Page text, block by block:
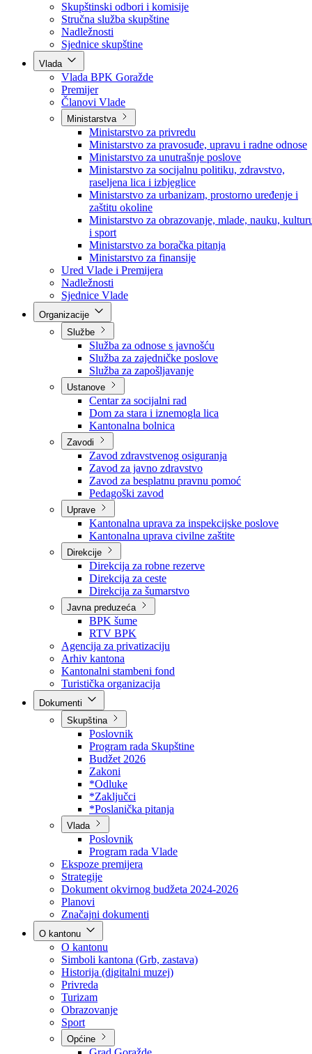
Poslanici po strankama
Poslanici po klubovima naroda
Kolegij skupštine
Skupštinski odbori i komisije
Stručna služba skupštine
Nadležnosti
Sjednice skupštine
Vlada
Vlada BPK Goražde
Premijer
Članovi Vlade
Ministarstva
Ministarstvo za privredu
Ministarstvo za pravosuđe, upravu i radne odnose
Ministarstvo za unutrašnje poslove
Ministarstvo za socijalnu politiku, zdravstvo,
raseljena lica i izbjeglice
Ministarstvo za urbanizam, prostorno uređenje i
zaštitu okoline
Ministarstvo za obrazovanje, mlade, nauku,
i sport
Ministarstvo za boračka pitanja
Ministarstvo za finansije
Ured Vlade i Premijera
Nadležnosti
Sjednice Vlade
Službe
Služba za odnose s javnošću
Služba za zajedničke poslove
Služba za zapošljavanje
Ustanove
Centar za socijalni rad
Dom za stara i iznemogla lica
Kantonalna bolnica
Zavodi
Zavod zdravstvenog osiguranja
Zavod za javno zdravstvo
Zavod za besplatnu pravnu pomoć
Pedagoški zavod
Uprave
Kantonalna uprava za inspekcijske poslove
Kantonalna uprava civilne zaštite
Direkcije
Direkcija za robne rezerve
Direkcija za ceste
Direkcija za šumarstvo
Javna preduzeća
BPK šume
RTV BPK
Agencija za privatizaciju
Arhiv kantona
Kantonalni stambeni fond
Turistička organizacija
Skupština
Poslovnik
Program rada Skupštine
Budžet 2026
Zakoni
*Odluke
*Zaključci
*Poslanička pitanja
Vlada
Poslovnik
Program rada Vlade
Ekspoze premijera
Strategije
Dokument okvirnog budžeta 2024-2026
Planovi
Značajni dokumenti
O kantonu
O kantonu
Simboli kantona (Grb, zastava)
Historija (digitalni muzej)
Privreda
Turizam
Obrazovanje